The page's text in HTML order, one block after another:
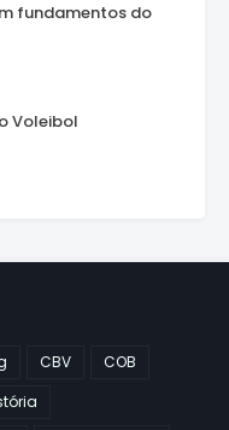
fundamentos do
Voleibol
CBV
COB